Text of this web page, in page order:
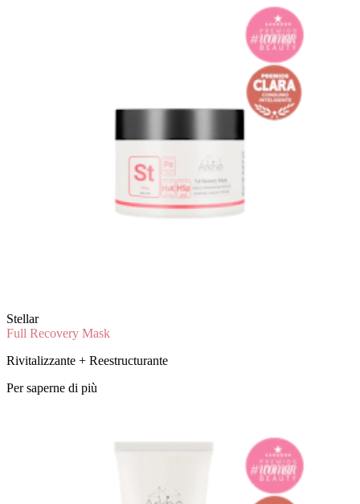
Stellar
Full Recovery Mask
Rivitalizzante + Reestructurante
Per saperne di più